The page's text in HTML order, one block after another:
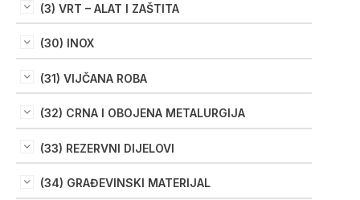
(3) VRT – ALAT I ZAŠTITA
(30) INOX
(31) VIJČANA ROBA
(32) CRNA I OBOJENA METALURGIJA
(33) REZERVNI DIJELOVI
(34) GRAĐEVINSKI MATERIJAL